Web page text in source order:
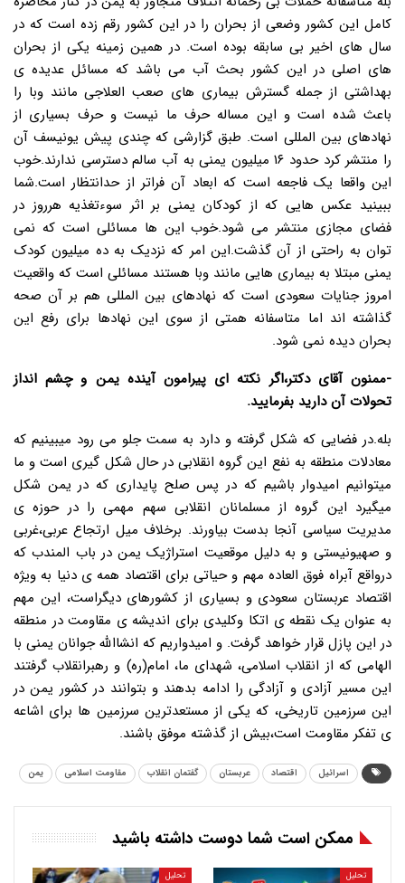
کامل این کشور وضعی از بحران را در این کشور رقم زده است که در
سال های اخیر بی سابقه بوده است. در همین زمینه یکی از بحران
های اصلی در این کشور بحث آب می باشد که مسائل عدیده ی
بهداشتی از جمله گسترش بیماری های صعب العلاجی مانند وبا را
باعث شده است و این مساله حرف ما نیست و حرف بسیاری از
نهادهای بین المللی است. طبق گزارشی که چندی پیش یونیسف آن
را منتشر کرد حدود ۱۶ میلیون یمنی به آب سالم دسترسی ندارند.خوب
این واقعا یک فاجعه است که ابعاد آن فراتر از حدانتظار است.شما
ببینید عکس هایی که از کودکان یمنی بر اثر سوءتغذیه هرروز در
فضای مجازی منتشر می شود.خوب این ها مسائلی است که نمی
توان به راحتی از آن گذشت.این امر که نزدیک به ده میلیون کودک
یمنی مبتلا به بیماری هایی مانند وبا هستند مسائلی است که واقعیت
امروز جنایات سعودی است که نهادهای بین المللی هم بر آن صحه
گذاشته اند اما متاسفانه همتی از سوی این نهادها برای رفع این
بحران دیده نمی شود.
-ممنون آقای دکتر،اگر نکته ای پیرامون آینده یمن و چشم انداز
تحولات آن دارید بفرمایید.
بله.در فضایی که شکل گرفته و دارد به سمت جلو می رود میبینیم که
معادلات منطقه به نفع این گروه انقلابی در حال شکل گیری است و ما
میتوانیم امیدوار باشیم که در پس صلح پایداری که در یمن شکل
میگیرد این گروه از مسلمانان انقلابی سهم مهمی را در حوزه ی
مدیریت سیاسی آنجا بدست بیاورند. برخلاف میل ارتجاع عربی،غربی
و صهیونیستی و به دلیل موقعیت استراژیک یمن در باب المندب که
درواقع آبراه فوق العاده مهم و حیاتی برای اقتصاد همه ی دنیا به ویژه
اقتصاد عربستان سعودی و بسیاری از کشورهای دیگراست، این مهم
به عنوان یک نقطه ی اتکا وکلیدی برای اندیشه ی مقاومت در منطقه
در این پازل قرار خواهد گرفت. و امیدواریم که انشاالله جوانان یمنی با
الهامی که از انقلاب اسلامی، شهدای ما، امام(ره) و رهبرانقلاب گرفتند
این مسیر آزادی و آزادگی را ادامه بدهند و بتوانند در کشور یمن در
این سرزمین تاریخی، که یکی از مستعدترین سرزمین ها برای اشاعه
ی تفکر مقاومت است،بیش از گذشته موفق باشند.
اسرائیل اقتصاد عربستان گفتمان انقلاب مقاومت اسلامی یمن
ممکن است شما دوست داشته باشید
تحلیل تحلیل